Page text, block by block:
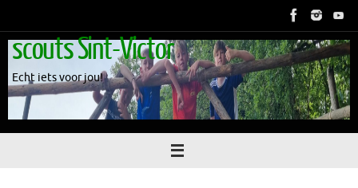
content
scouts Sint-Victor
Echt iets voor jou!